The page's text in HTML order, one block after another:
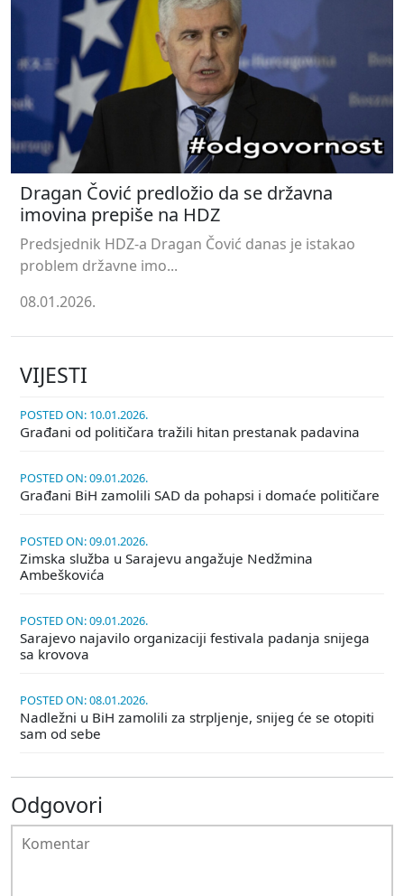
Dragan Čović predložio da se državna
imovina prepiše na HDZ
Predsjednik HDZ-a Dragan Čović danas je istakao
problem državne imo...
08.01.2026.
VIJESTI
POSTED ON: 10.01.2026.
Građani od političara tražili hitan prestanak padavina
POSTED ON: 09.01.2026.
Građani BiH zamolili SAD da pohapsi i domaće političare
POSTED ON: 09.01.2026.
Zimska služba u Sarajevu angažuje Nedžmina
Ambeškovića
POSTED ON: 09.01.2026.
Sarajevo najavilo organizaciji festivala padanja snijega
sa krovova
POSTED ON: 08.01.2026.
Nadležni u BiH zamolili za strpljenje, snijeg će se otopiti
sam od sebe
Odgovori